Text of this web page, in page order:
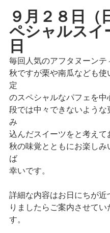
９月２８日（
ペシャルスイ
日
毎回人気のアフタヌーンテ
秋ですが栗や南瓜なども使
定
のスペシャルなパフェを中
段では中々できないような
み
込んだスイーツをと考えて
秋の味覚とともにお楽しみ
ば
幸いです。
詳細な内容はお日にちが近
りましたらご案内させてい
す。